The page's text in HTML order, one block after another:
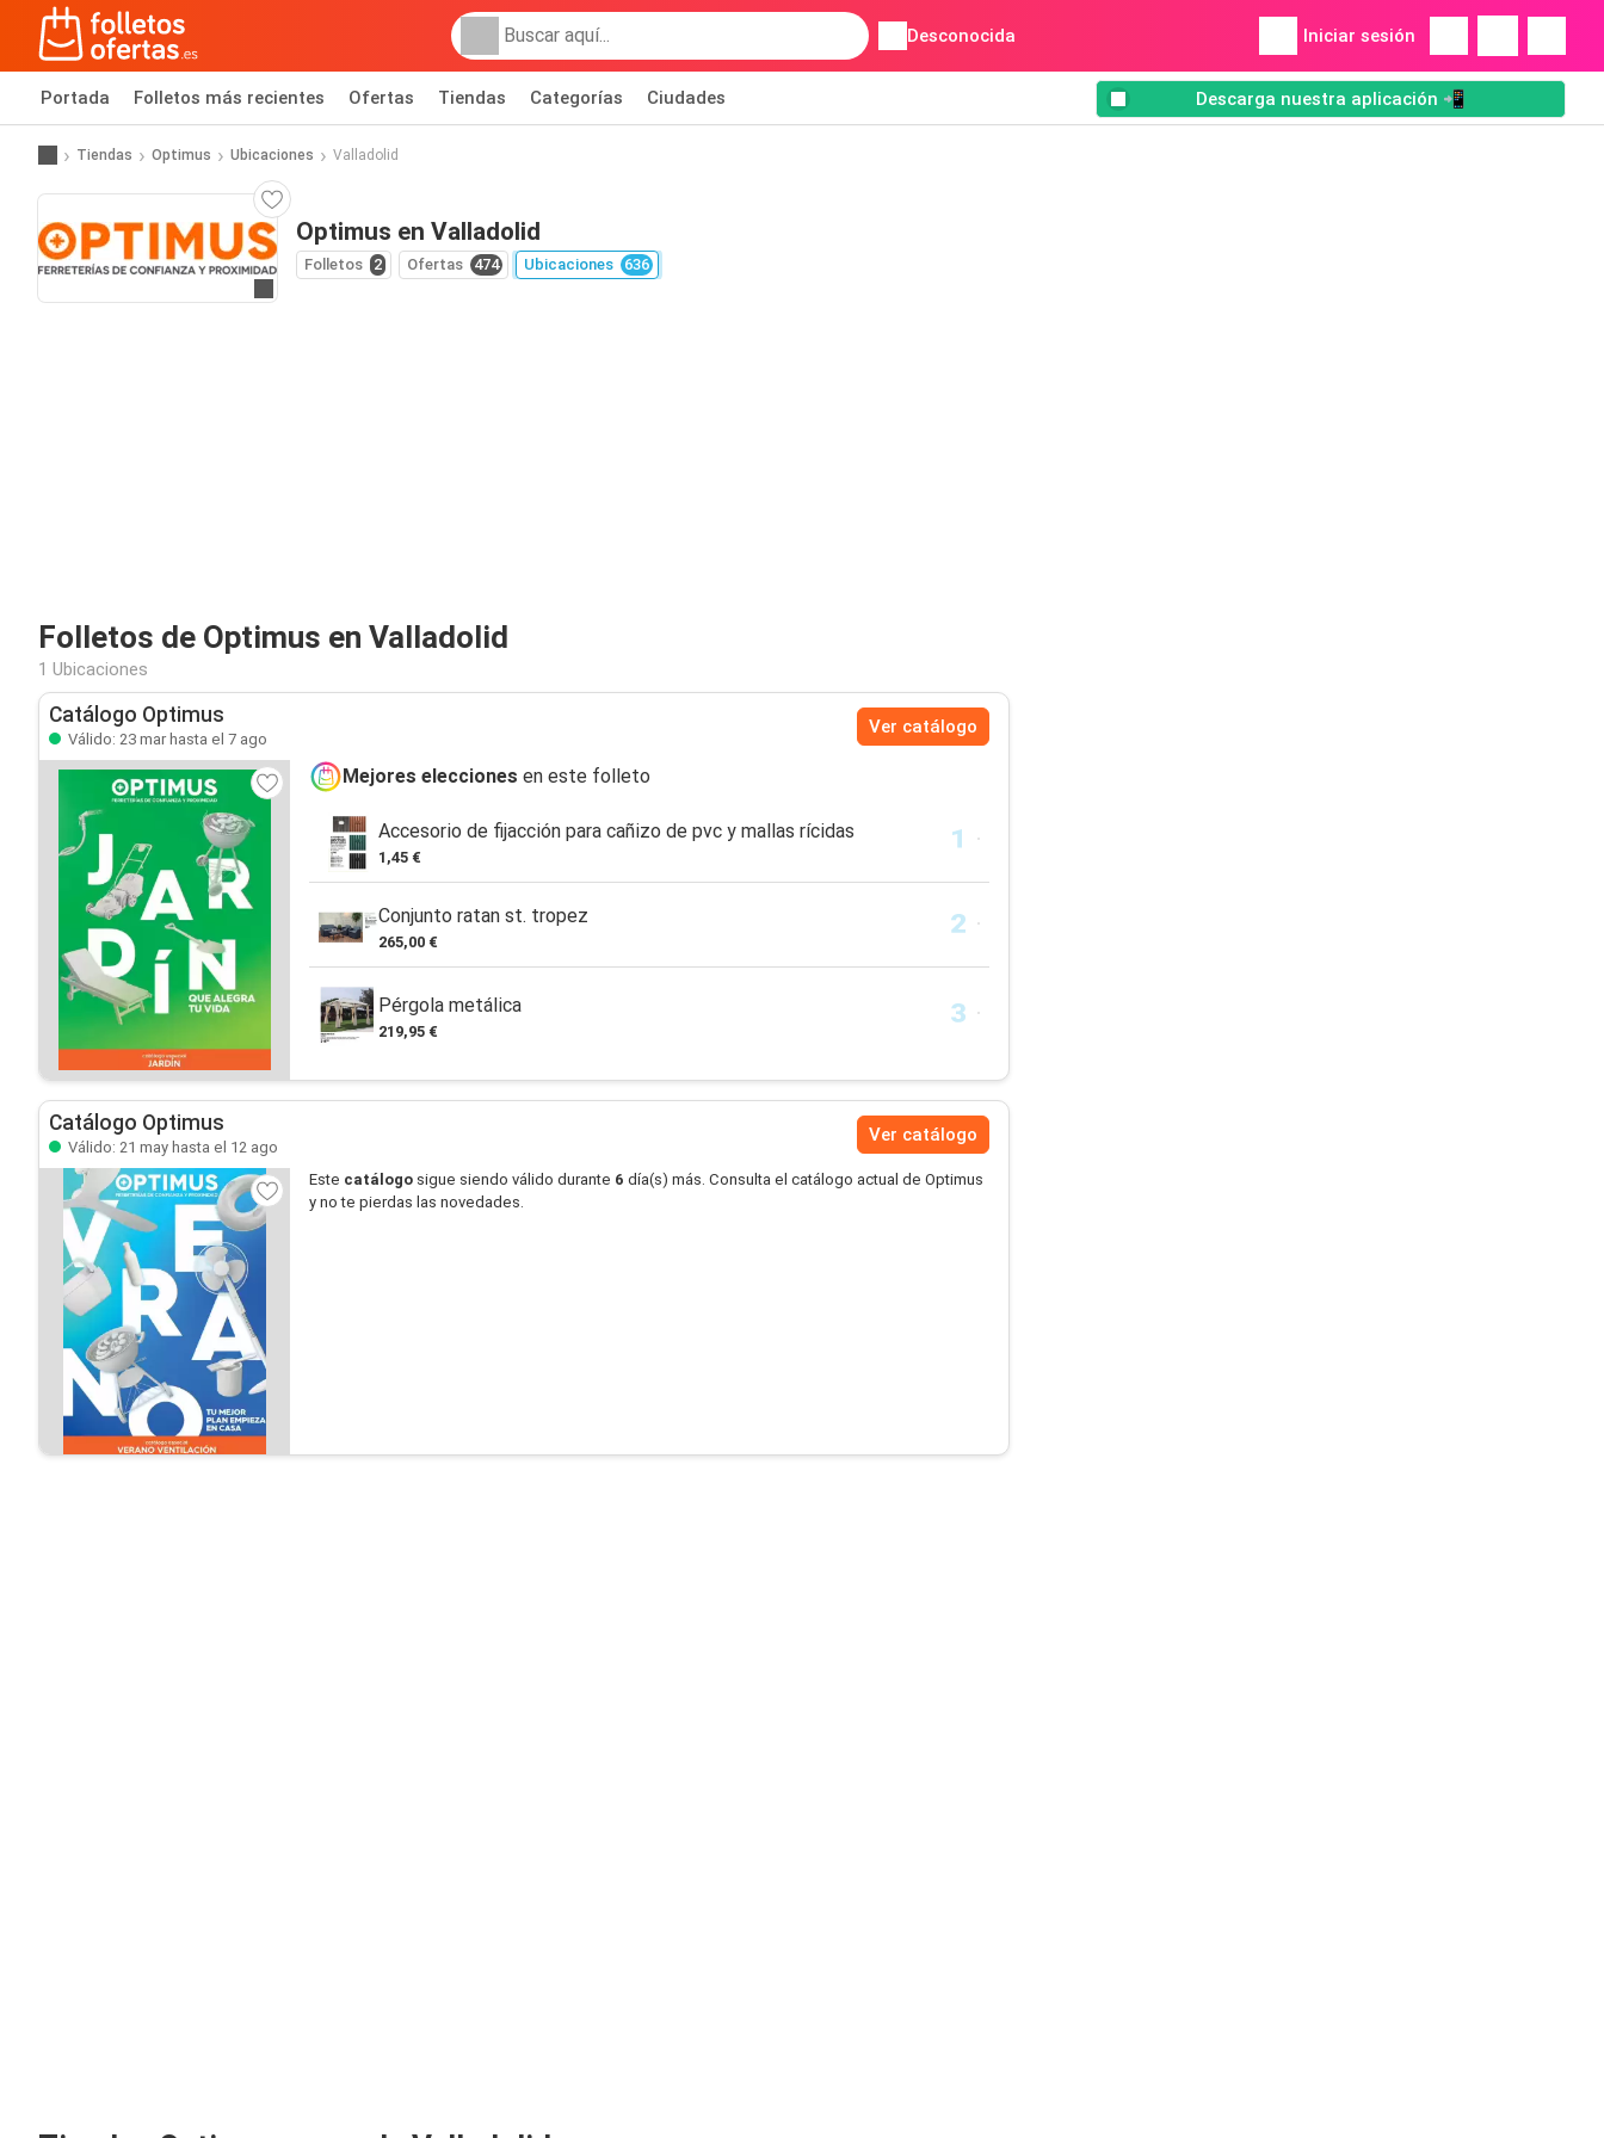
Desconocida Iniciar sesión
Portada Folletos más recientes Ofertas Tiendas Categorías Ciudades Descarga nuestra aplicación 📲
Tiendas Optimus Ubicaciones Valladolid
Optimus en Valladolid
Folletos 2 Ofertas 474 Ubicaciones 636
Folletos de Optimus en Valladolid
1 Ubicaciones
Catálogo Optimus
Válido: 23 mar hasta el 7 ago
Ver catálogo
Mejores elecciones en este folleto
Accesorio de fijacción para cañizo de pvc y mallas rícidas
1,45 €
Conjunto ratan st. tropez
265,00 €
Pérgola metálica
219,95 €
Catálogo Optimus
Válido: 21 may hasta el 12 ago
Ver catálogo
Este catálogo sigue siendo válido durante 6 día(s) más. Consulta el catálogo actual de Optimus
y no te pierdas las novedades.